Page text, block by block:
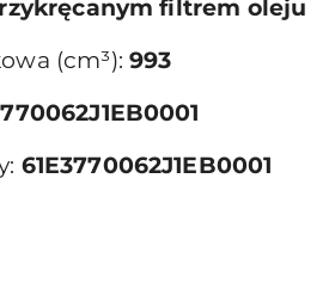
filtrem oleju
(cm³): 993
61E3770062J1EB0001